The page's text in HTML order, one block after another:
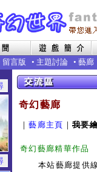
留言版 • 主題討論 • 藝廊
奇幻藝廊
｜藝廊主頁 ｜我要
奇幻藝廊精華作品
本站藝廊提供